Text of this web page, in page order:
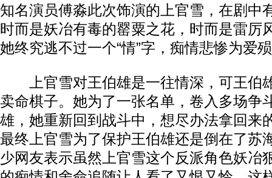
知名演员傅淼此次饰演的上官雪，在剧中
时而是妖冶有毒的罂粟之花，时而是雷厉
她终究逃不过一个“情”字，痴情悲惨为爱
上官雪对王伯雄是一往情深，可王伯
卖命棋子。她为了一张名单，卷入多场争
雄，她重新回到战斗中，想尽办法拿回来
最终上官雪为了保护王伯雄还是倒在了苏
少网友表示虽然上官雪这个反派角色妖冶